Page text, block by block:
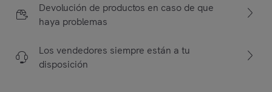
Devolución de productos en caso de que
haya problemas
Los vendedores siempre están a tu
disposición